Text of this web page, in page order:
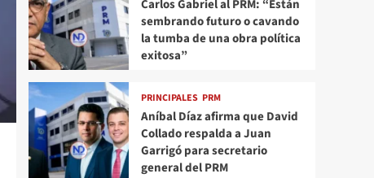
Carlos Gabriel al PRM: “Están
sembrando futuro o cavando
la tumba de una obra política
exitosa”
PRINCIPALES PRM
Aníbal Díaz afirma que David
Collado respalda a Juan
Garrigó para secretario
general del PRM